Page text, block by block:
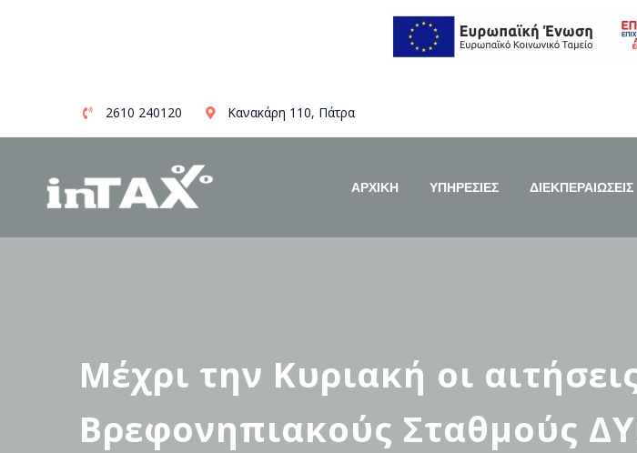
content
2610 240120 Κανακάρη 110, Πάτρα
ΑΡΧΙΚΗ ΥΠΗΡΕΣΙΕΣ ΔΙΕΚΠΕΡΑΙΩΣΕΙΣ
Μέχρι την Κυριακή οι
Βρεφονηπιακούς Σταθμούς